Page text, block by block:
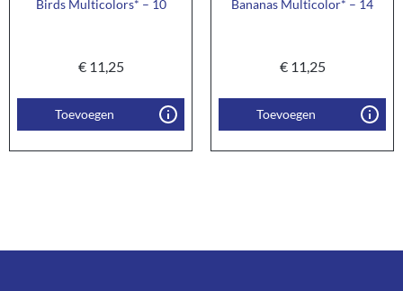
Birds Multicolors* – 10
€11,25
Toevoegen
Bananas Multicolor* – 14
€11,25
Toevoegen